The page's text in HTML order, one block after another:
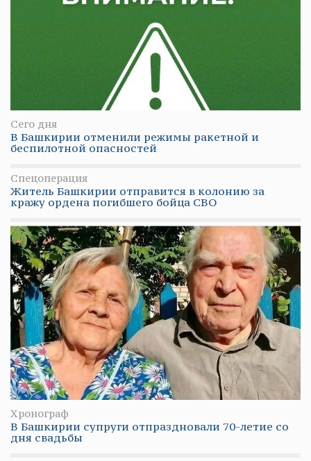
Сего дня
В Башкирии отменили режимы ракетной и
беспилотной опасностей
Спецоперация
Житель Башкирии отправится в колонию за
кражу ордена погибшего бойца СВО
Хронограф
В Башкирии супруги отпраздновали 70-летие со
дня свадьбы